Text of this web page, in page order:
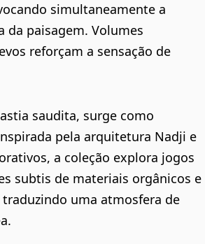
simultaneamente a
da paisagem. Volumes
reforçam a sensação de
saudita, surge como
pela arquitetura Nadji e
a coleção explora jogos
subtis de materiais orgânicos e
traduzindo uma atmosfera de